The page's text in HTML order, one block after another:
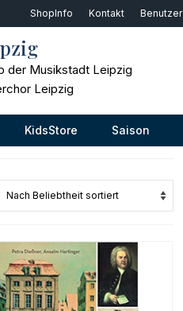
ShopInfo Kontakt Benutzer
der Musikstadt Leipzig
Leipzig
KidsStore Saison